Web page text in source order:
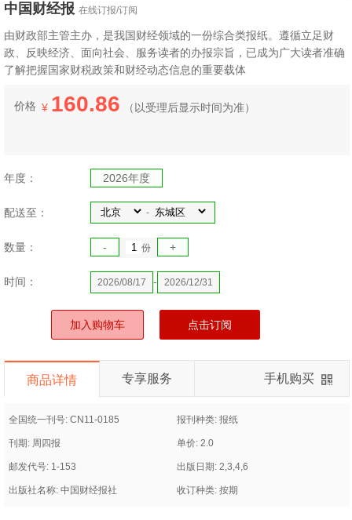
中国财经报在线订报/订阅
由财政部主管主办，是我国财经领域的一份综合类报纸。遵循立足财
政、反映经济、面向社会、服务读者的办报宗旨，已成为广大读者准确
了解把握国家财税政策和财经动态信息的重要载体
价格 ¥ 160.86 （ 以受理后显示时间为准）
年度： 2026年度
配送至： -
数量： - 份 +
时间： 2026/08/17 - 2026/12/31
加入购物车 点击订阅
商品详情 专享服务 手机购买
全国统一刊号: CN11-0185 报刊种类: 报纸
刊期: 周四报 单价: 2.0
邮发代号: 1-153 出版日期: 2,3,4,6
出版社名称: 中国财经报社 收订种类: 按期